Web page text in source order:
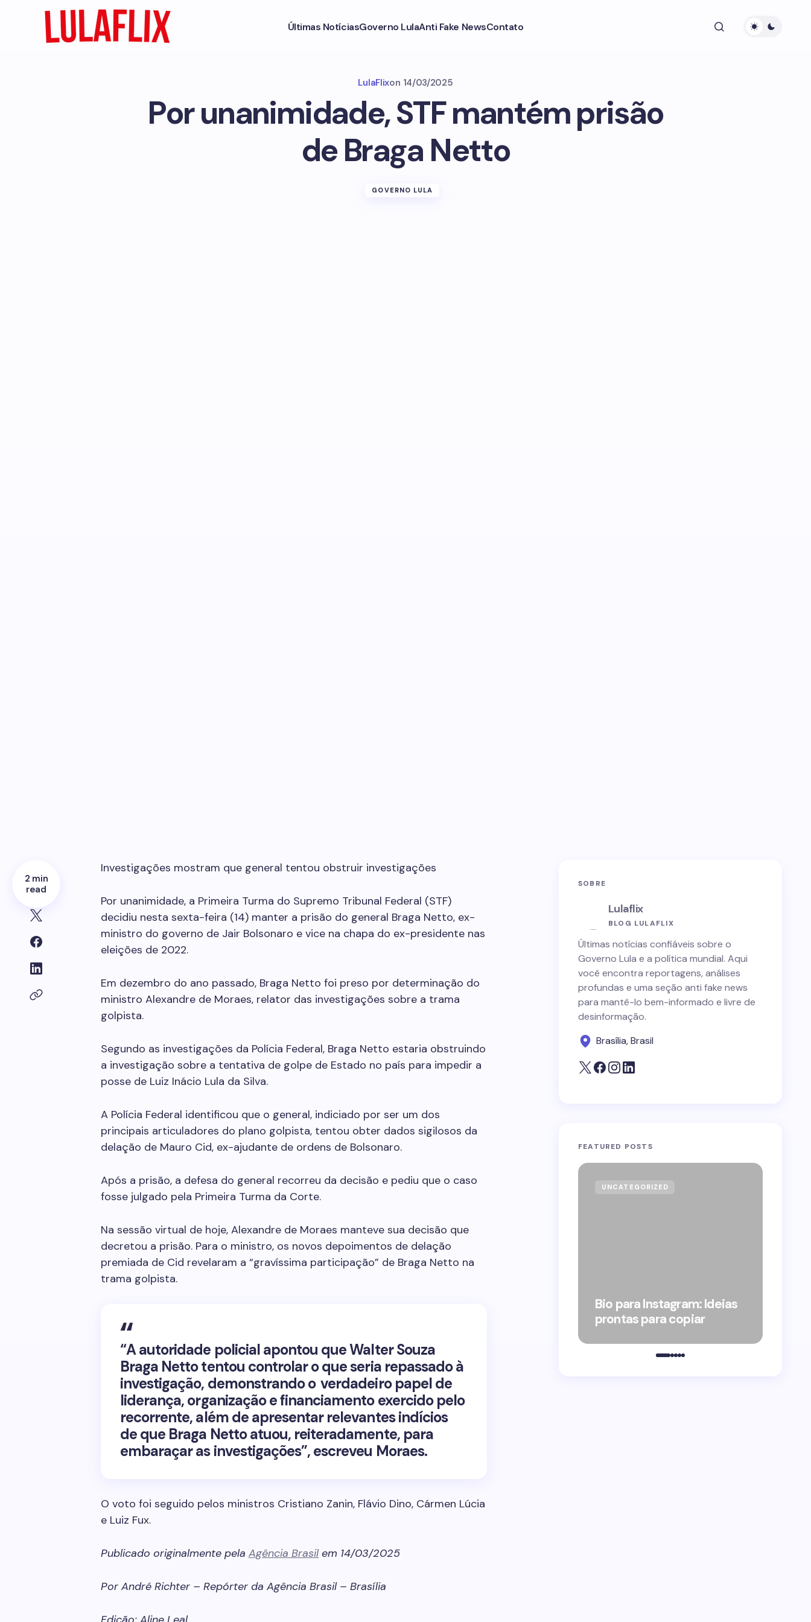
Últimas NotíciasGoverno LulaAnti Fake NewsContato
LulaFlixon 14/03/2025
Por unanimidade, STF mantém prisão
de Braga Netto
GOVERNO LULA
2 min
read
Investigações mostram que general tentou obstruir investigações
Por unanimidade, a Primeira Turma do Supremo Tribunal Federal (STF)
decidiu nesta sexta-feira (14) manter a prisão do general Braga Netto, ex-
ministro do governo de Jair Bolsonaro e vice na chapa do ex-presidente nas
eleições de 2022.
Em dezembro do ano passado, Braga Netto foi preso por determinação do
ministro Alexandre de Moraes, relator das investigações sobre a trama
golpista.
Segundo as investigações da Polícia Federal, Braga Netto estaria obstruindo
a investigação sobre a tentativa de golpe de Estado no país para impedir a
posse de Luiz Inácio Lula da Silva.
A Polícia Federal identificou que o general, indiciado por ser um dos
principais articuladores do plano golpista, tentou obter dados sigilosos da
delação de Mauro Cid, ex-ajudante de ordens de Bolsonaro.
Após a prisão, a defesa do general recorreu da decisão e pediu que o caso
fosse julgado pela Primeira Turma da Corte.
Na sessão virtual de hoje, Alexandre de Moraes manteve sua decisão que
decretou a prisão. Para o ministro, os novos depoimentos de delação
premiada de Cid revelaram a “gravíssima participação” de Braga Netto na
trama golpista.
“A autoridade policial apontou que Walter Souza
Braga Netto tentou controlar o que seria repassado à
investigação, demonstrando o verdadeiro papel de
liderança, organização e financiamento exercido pelo
recorrente, além de apresentar relevantes indícios
de que Braga Netto atuou, reiteradamente, para
embaraçar as investigações”, escreveu Moraes.
O voto foi seguido pelos ministros Cristiano Zanin, Flávio Dino, Cármen Lúcia
e Luiz Fux.
Publicado originalmente pela Agência Brasilem 14/03/2025
Por André Richter – Repórter da Agência Brasil – Brasília
SOBRE
Lulaflix
BLOG LULAFLIX
Últimas notícias confiáveis sobre o
Governo Lula e a política mundial. Aqui
você encontra reportagens, análises
profundas e uma seção anti fake news
para mantê-lo bem-informado e livre de
desinformação.
Brasília, Brasil
FEATURED POSTS
UNCATEGORIZED
Bio para Instagram: Ideias
prontas para copiar